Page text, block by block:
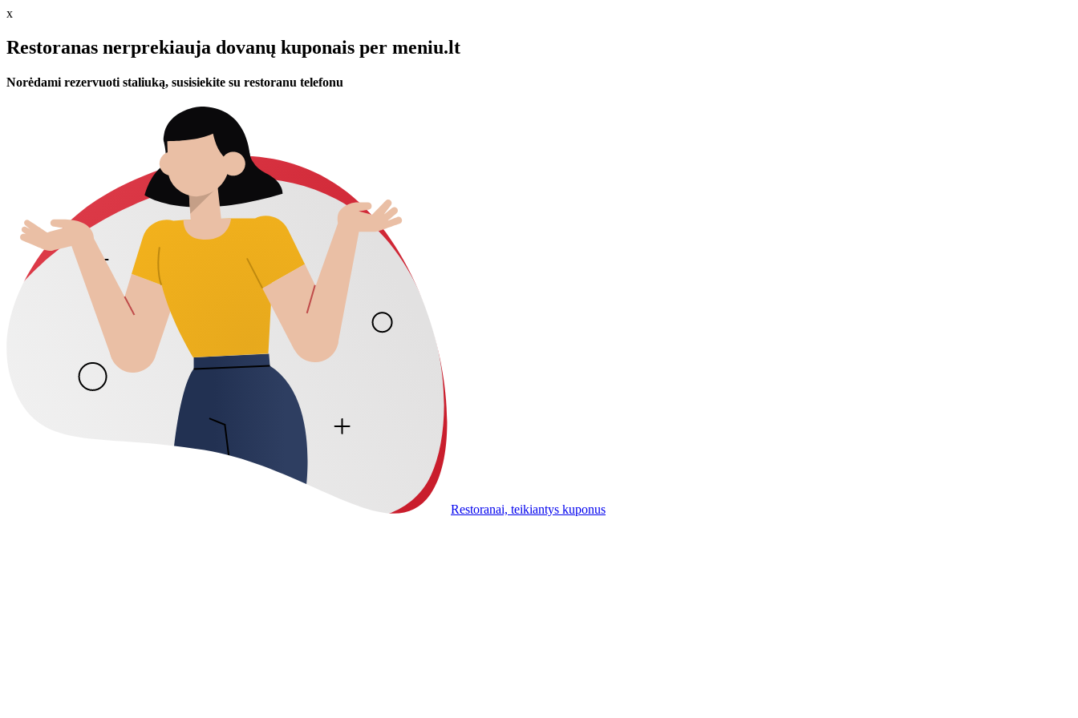
x
Restoranas nerprekiauja dovanų kuponais per meniu.lt
Norėdami rezervuoti staliuką, susisiekite su restoranu telefonu
Restoranai, teikiantys kuponus